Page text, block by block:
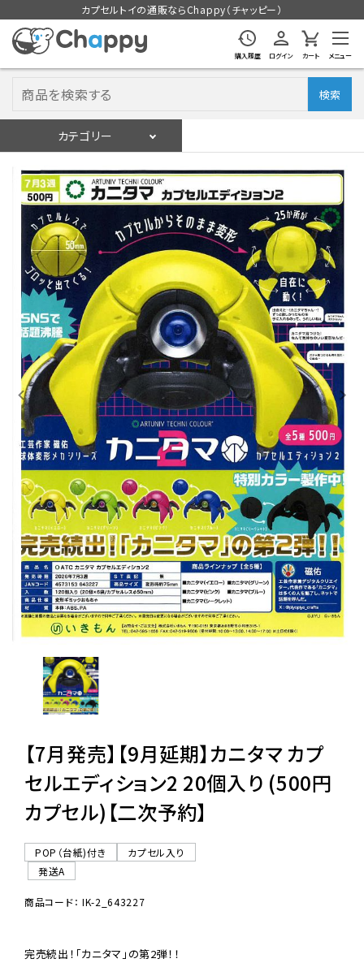
カプセルトイの通販ならChappy（チャッピー）
購入履歴 ログイン カート メニュー
検索
カテゴリー
ログイン 会員登録
入荷スケジュールをチェック
カプセルトイマシン本体
カプセルトイ
販促用空カプセル
レンタル
景品・玩具・文具
販促用カプセルトイ
よくあるご質問
ご利用ガイド
06-6282-7659
【7月発売】【9月延期】カニタマ カプ
セルエディション2 20個入り (500円
カプセル)【二次予約】
POP（台紙)付き
カプセル入り
発送A
商品コード： IK-2_643227
完売続出！「カニタマ」の第2弾！！